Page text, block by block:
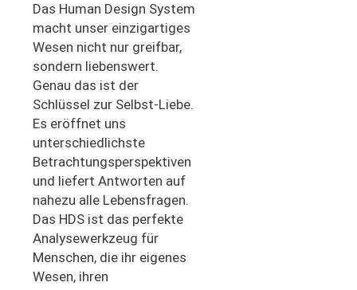
Das Human Design System
macht unser einzigartiges
Wesen nicht nur greifbar,
sondern liebenswert.
Genau das ist der
Schlüssel zur Selbst-Liebe.
Es eröffnet uns
unterschiedlichste
Betrachtungsperspektiven
und liefert Antworten auf
nahezu alle Lebensfragen.
Das HDS ist das perfekte
Analysewerkzeug für
Menschen, die ihr eigenes
Wesen, ihren